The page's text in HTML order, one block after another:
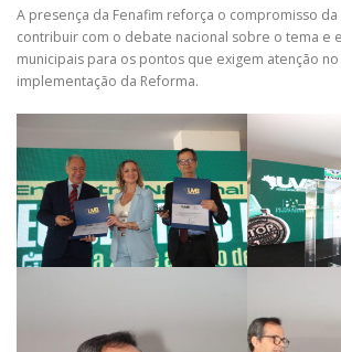
A presença da Fenafim reforça o compromisso
contribuir com o debate nacional sobre o tema e
municipais para os pontos que exigem atenção
implementação da Reforma.